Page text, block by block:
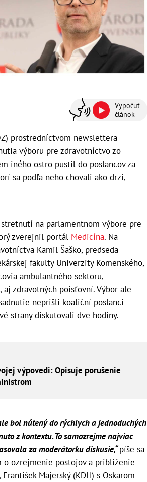
Vypočuť
článok
prostredníctvom newslettera
výboru pre zdravotníctvo zo
iného ostro pustil do poslancov za
sa podľa neho chovali ako drzí,
na parlamentnom výbore pre
zverejnil portál Medicína. Na
Kamil Šaško, predseda
fakulty Univerzity Komenského,
ambulantného sektoru,
zdravotných poisťovní. Výbor ale
neprišli koaliční poslanci
strany diskutovali dve hodiny.
výpovedi: Opisuje porušenie
bol nútený do rýchlych a jednoduchých
z kontextu. To samozrejme najviac
za moderátorku diskusie,“píše sa
o ozrejmenie postojov a priblíženie
Majerský (KDH) s Oskarom